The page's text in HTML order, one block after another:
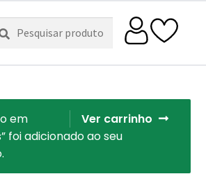
Ver carrinho
em
foi adicionado ao seu